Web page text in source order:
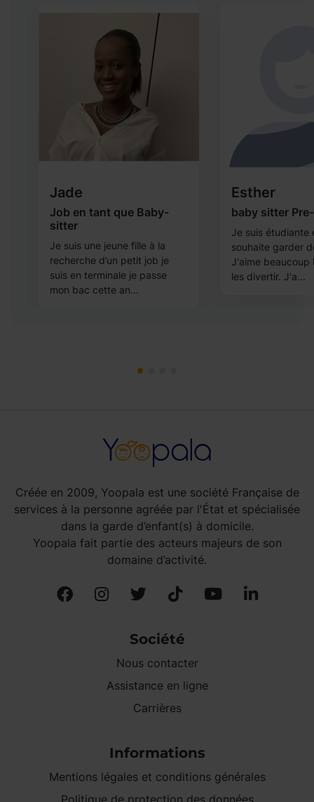
Jade
Job en tant que Baby-
sitter
Je suis une jeune fille à la
recherche d’un petit job je
suis en terminale je passe
mon bac cette an...
Esther
baby sitter
Je suis étudiante
souhaite garder
J'aime beaucoup
les divertir. J'a...
Créée en 2009, Yoopala est une société Française de
services à la personne agréée par l'État et spécialisée
dans la garde d’enfant(s) à domicile.
Yoopala fait partie des acteurs majeurs de son
domaine d’activité.
Société
Nous contacter
Assistance en ligne
Carrières
Informations
Mentions légales et conditions générales
Politique de protection des données